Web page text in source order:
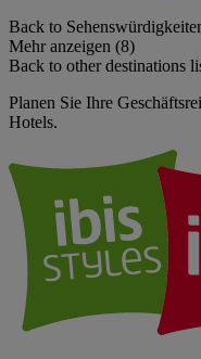
Back to
Mehr anzeigen (8)
Back to other destinations
Planen Sie Ihre
Hotels.